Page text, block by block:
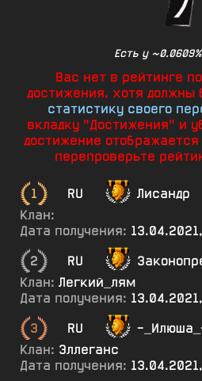
Есть у
Вас нет в рейтинге
достижения, хотя должны
статистику своего
вкладку "Достижения" и
достижение
перепроверьте
1 RU
Лисандр
Клан:
Дата получения:
2
RU
Клан: Легкий_лям
Дата получения:
3
RU
-
Клан: Эллеганс
Дата получения: